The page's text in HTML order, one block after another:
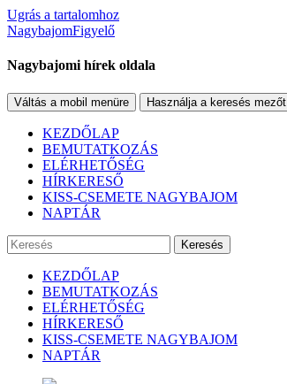
Ugrás a tartalomhoz
NagybajomFigyelő
Nagybajomi hírek oldala
Váltás a mobil menüre Használja a keresés mezőt
KEZDŐLAP
BEMUTATKOZÁS
ELÉRHETŐSÉG
HÍRKERESŐ
KISS-CSEMETE NAGYBAJOM
NAPTÁR
Keresés
KEZDŐLAP
BEMUTATKOZÁS
ELÉRHETŐSÉG
HÍRKERESŐ
KISS-CSEMETE NAGYBAJOM
NAPTÁR